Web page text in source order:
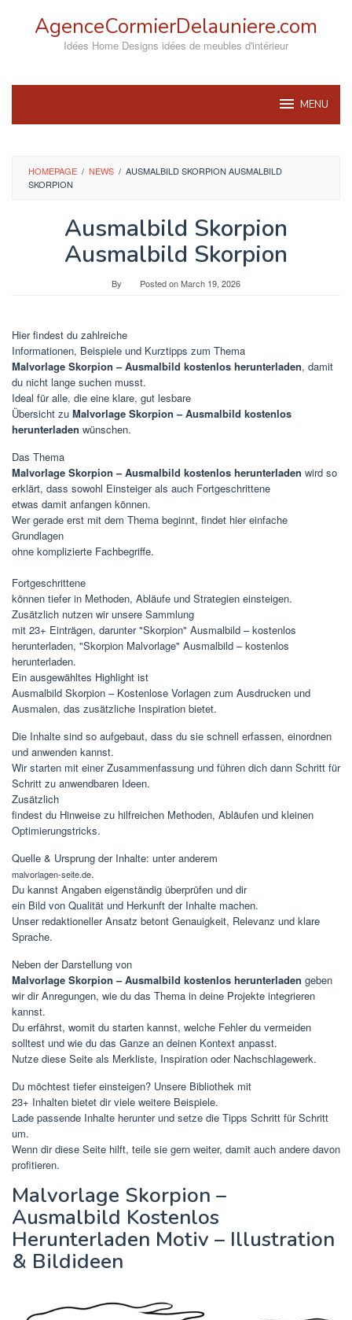
AgenceCormierDelauniere.com
Idées Home Designs idées de meubles d'intérieur
MENU
HOMEPAGE / NEWS / AUSMALBILD SKORPION AUSMALBILD
SKORPION
Ausmalbild Skorpion
Ausmalbild Skorpion
By Posted onMarch 19, 2026
Hier findest du zahlreiche
Informationen, Beispiele und Kurztipps zum Thema
Malvorlage Skorpion – Ausmalbild kostenlos herunterladen, damit
du nicht lange suchen musst.
Ideal für alle, die eine klare, gut lesbare
Übersicht zu Malvorlage Skorpion – Ausmalbild kostenlos
herunterladen wünschen.
Das Thema
Malvorlage Skorpion – Ausmalbild kostenlos herunterladen wird so
erklärt, dass sowohl Einsteiger als auch Fortgeschrittene
etwas damit anfangen können.
Wer gerade erst mit dem Thema beginnt, findet hier einfache
Grundlagen
ohne komplizierte Fachbegriffe.
Fortgeschrittene
können tiefer in Methoden, Abläufe und Strategien einsteigen.
Zusätzlich nutzen wir unsere Sammlung
mit 23+ Einträgen, darunter "Skorpion" Ausmalbild – kostenlos
herunterladen, "Skorpion Malvorlage" Ausmalbild – kostenlos
herunterladen.
Ein ausgewähltes Highlight ist
Ausmalbild Skorpion – Kostenlose Vorlagen zum Ausdrucken und
Ausmalen, das zusätzliche Inspiration bietet.
Die Inhalte sind so aufgebaut, dass du sie schnell erfassen, einordnen
und anwenden kannst.
Wir starten mit einer Zusammenfassung und führen dich dann Schritt für
Schritt zu anwendbaren Ideen.
Zusätzlich
findest du Hinweise zu hilfreichen Methoden, Abläufen und kleinen
Optimierungstricks.
Quelle & Ursprung der Inhalte: unter anderem
malvorlagen-seite.de.
Du kannst Angaben eigenständig überprüfen und dir
ein Bild von Qualität und Herkunft der Inhalte machen.
Unser redaktioneller Ansatz betont Genauigkeit, Relevanz und klare
Sprache.
Neben der Darstellung von
Malvorlage Skorpion – Ausmalbild kostenlos herunterladen geben
wir dir Anregungen, wie du das Thema in deine Projekte integrieren
kannst.
Du erfährst, womit du starten kannst, welche Fehler du vermeiden
solltest und wie du das Ganze an deinen Kontext anpasst.
Nutze diese Seite als Merkliste, Inspiration oder Nachschlagewerk.
Du möchtest tiefer einsteigen? Unsere Bibliothek mit
23+ Inhalten bietet dir viele weitere Beispiele.
Lade passende Inhalte herunter und setze die Tipps Schritt für Schritt
um.
Wenn dir diese Seite hilft, teile sie gern weiter, damit auch andere davon
profitieren.
Malvorlage Skorpion –
Ausmalbild Kostenlos
Herunterladen Motiv – Illustration
& Bildideen